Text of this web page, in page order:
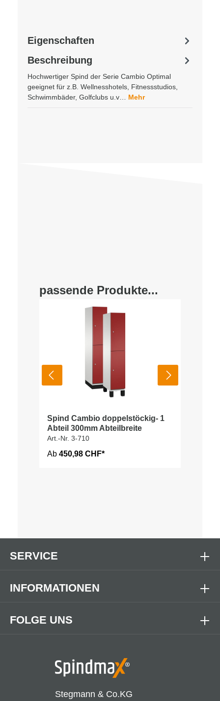
Beschreibung
Hochwertiger Spind der Serie Cambio Optimal
geeignet für z.B. Wellnesshotels, Fitnessstudios,
Schwimmbäder, Golfclubs u.v… Mehr
Eigenschaften
passende Produkte...
Spind Cambio doppelstöckig- 1
Abteil 300mm Abteilbreite
Art.-Nr. 3-710
Ab 450,98 CHF*
Stegmann & Co.KG
FOLGE UNS
SERVICE
INFORMATIONEN